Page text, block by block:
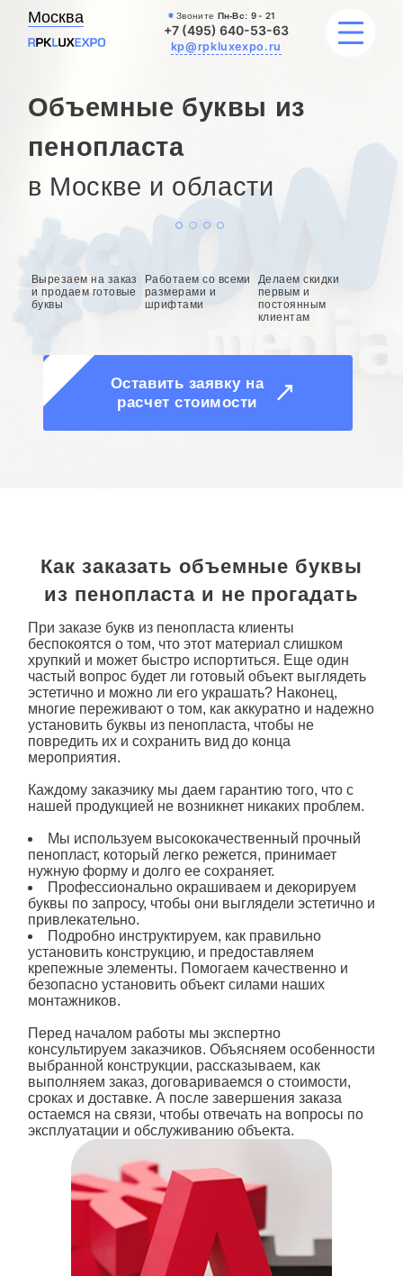
Москва Звоните Пн-Вс: 9 - 21
+7 (495) 640-53-63
kp@rpkluxexpo.ru
ВЫВЕСКИ
УСЛУГИ
КАТАЛОГ
НАШИ РАБОТЫ
БЛОГ
О КОМПАНИИ
Объемные буквы из
пенопласта
в Москве и области
Вырезаем на заказ
и продаем готовые
буквы
Работаем со всеми
размерами и
шрифтами
Делаем скидки
первым и
постоянным
клиентам
Оставить заявку на
расчет стоимости
Как заказать объемные буквы
из пенопласта и не прогадать
При заказе букв из пенопласта клиенты
беспокоятся о том, что этот материал слишком
хрупкий и может быстро испортиться. Еще один
частый вопрос будет ли готовый объект выглядеть
эстетично и можно ли его украшать? Наконец,
многие переживают о том, как аккуратно и надежно
установить буквы из пенопласта, чтобы не
повредить их и сохранить вид до конца
мероприятия.
Каждому заказчику мы даем гарантию того, что с
нашей продукцией не возникнет никаких проблем.
Мы используем высококачественный прочный
пенопласт, который легко режется, принимает
нужную форму и долго ее сохраняет.
Профессионально окрашиваем и декорируем
буквы по запросу, чтобы они выглядели эстетично и
привлекательно.
Подробно инструктируем, как правильно
установить конструкцию, и предоставляем
крепежные элементы. Помогаем качественно и
безопасно установить объект силами наших
монтажников.
Перед началом работы мы экспертно
консультируем заказчиков. Объясняем особенности
выбранной конструкции, рассказываем, как
выполняем заказ, договариваемся о стоимости,
сроках и доставке. А после завершения заказа
остаемся на связи, чтобы отвечать на вопросы по
эксплуатации и обслуживанию объекта.